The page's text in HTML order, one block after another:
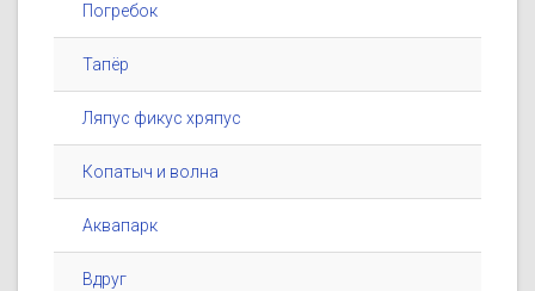
Погребок
Тапёр
Ляпус фикус хряпус
Копатыч и волна
Аквапарк
Вдруг